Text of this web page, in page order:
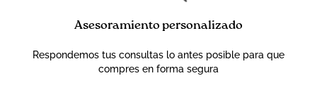
Asesoramiento personalizado
Respondemos tus consultas lo antes posible para que
compres en forma segura